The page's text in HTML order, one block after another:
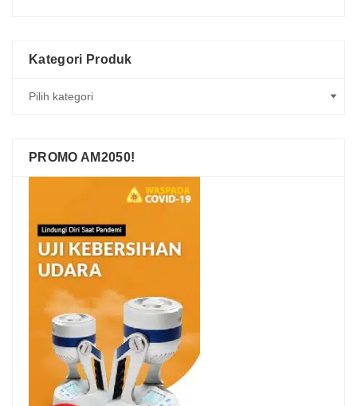
Kategori Produk
PROMO AM2050!